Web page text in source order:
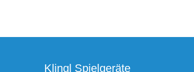
Klingl Spielgeräte